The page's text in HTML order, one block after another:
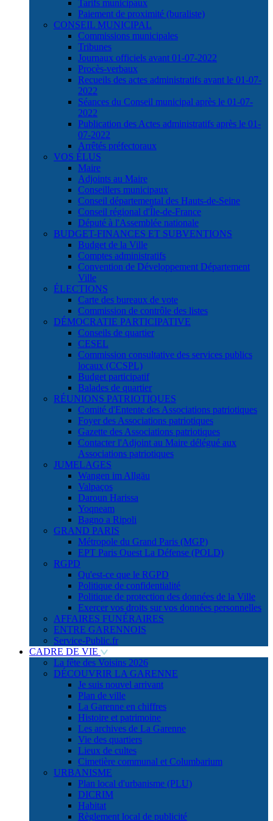
Tarifs municipaux
Paiement de proximité (buraliste)
CONSEIL MUNICIPAL
Commissions municipales
Tribunes
Journaux officiels avant 01-07-2022
Procès-verbaux
Recueils des actes administratifs avant le 01-07-
2022
Séances du Conseil municipal après le 01-07-
2022
Publication des Actes administratifs après le 01-
07-2022
Arrêtés préfectoraux
VOS ÉLUS
Maire
Adjoints au Maire
Conseillers municipaux
Conseil départemental des Hauts-de-Seine
Conseil régional d'Île-de-France
Député à l'Assemblée nationale
BUDGET-FINANCES ET SUBVENTIONS
Budget de la Ville
Comptes administratifs
Convention de Développement Département
Ville
ÉLECTIONS
Carte des bureaux de vote
Commission de contrôle des listes
DÉMOCRATIE PARTICIPATIVE
Conseils de quartier
CESEL
Commission consultative des services publics
locaux (CCSPL)
Budget participatif
Balades de quartier
RÉUNIONS PATRIOTIQUES
Comité d'Entente des Associations patriotiques
Foyer des Associations patriotiques
Gazette des Associations patriotiques
Contacter l'Adjoint au Maire délégué aux
Associations patriotiques
JUMELAGES
Wangen im Allgäu
Valpaços
Daroun Harissa
Yoqneam
Bagno a Ripoli
GRAND PARIS
Métropole du Grand Paris (MGP)
EPT Paris Ouest La Défense (POLD)
RGPD
Qu'est-ce que le RGPD
Politique de confidentialité
Politique de protection des données de la Ville
Exercer vos droits sur vos données personnelles
AFFAIRES FUNÉRAIRES
ENTRE GARENNOIS
Service-Public.fr
CADRE DE VIE
La fête des Voisins 2026
DÉCOUVRIR LA GARENNE
Je suis nouvel arrivant
Plan de ville
La Garenne en chiffres
Histoire et patrimoine
Les archives de La Garenne
Vie des quartiers
Lieux de cultes
Cimetière communal et Columbarium
URBANISME
Plan local d'urbanisme (PLU)
DICRIM
Habitat
Règlement local de publicité